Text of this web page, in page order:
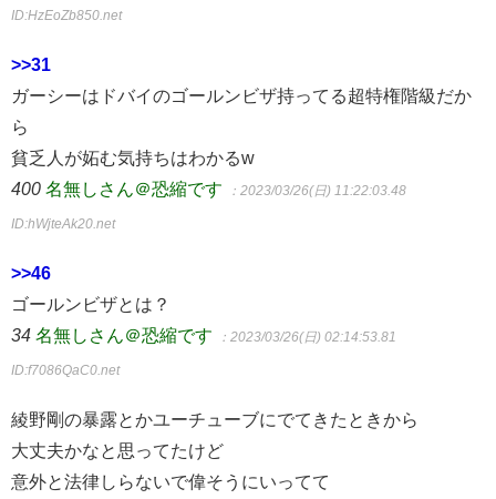
ID:HzEoZb850.net
>>31
ガーシーはドバイのゴールンビザ持ってる超特権階級だか
ら
貧乏人が妬む気持ちはわかるw
400 名無しさん＠恐縮です ：2023/03/26(日) 11:22:03.48
ID:hWjteAk20.net
>>46
ゴールンビザとは？
34 名無しさん＠恐縮です ：2023/03/26(日) 02:14:53.81
ID:f7086QaC0.net
綾野剛の暴露とかユーチューブにでてきたときから
大丈夫かなと思ってたけど
意外と法律しらないで偉そうにいってて